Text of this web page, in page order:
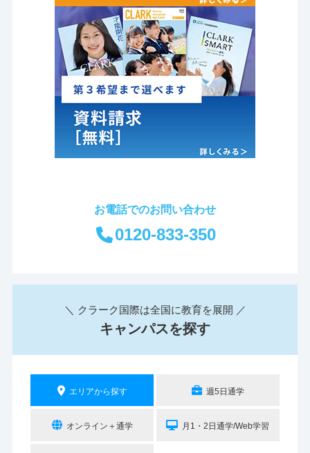
お電話でのお問い合わせ
0120-833-350
＼ クラーク国際は全国に教育を展開 ／
キャンパスを探す
エリアから探す 週5日通学
オンライン＋通学 月1・2日通学/Web学習